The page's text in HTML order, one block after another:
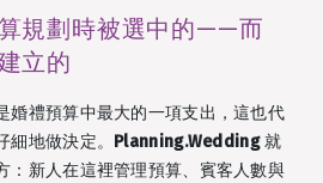
規劃時被選中的——而
立的
婚禮預算中最大的一項支出，這也代
地做決定。 Planning.Wedding就
：新人在這裡管理預算、賓客人數與